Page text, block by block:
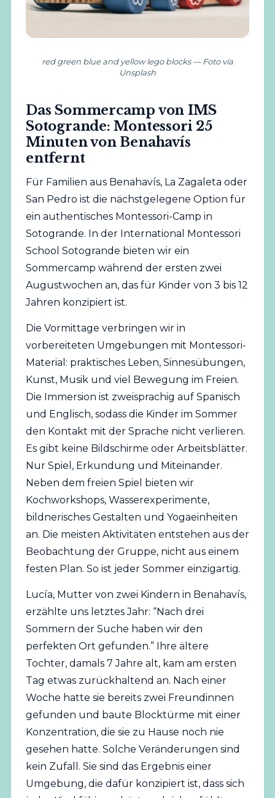
red green blue and yellow lego blocks — Foto vía
Unsplash
Das Sommercamp von IMS
Sotogrande: Montessori 25
Minuten von Benahavís
entfernt
Für Familien aus Benahavís, La Zagaleta oder
San Pedro ist die nächstgelegene Option für
ein authentisches Montessori-Camp in
Sotogrande. In der International Montessori
School Sotogrande bieten wir ein
Sommercamp während der ersten zwei
Augustwochen an, das für Kinder von 3 bis 12
Jahren konzipiert ist.
Die Vormittage verbringen wir in
vorbereiteten Umgebungen mit Montessori-
Material: praktisches Leben, Sinnesübungen,
Kunst, Musik und viel Bewegung im Freien.
Die Immersion ist zweisprachig auf Spanisch
und Englisch, sodass die Kinder im Sommer
den Kontakt mit der Sprache nicht verlieren.
Es gibt keine Bildschirme oder Arbeitsblätter.
Nur Spiel, Erkundung und Miteinander.
Neben dem freien Spiel bieten wir
Kochworkshops, Wasserexperimente,
bildnerisches Gestalten und Yogaeinheiten
an. Die meisten Aktivitäten entstehen aus der
Beobachtung der Gruppe, nicht aus einem
festen Plan. So ist jeder Sommer einzigartig.
Lucía, Mutter von zwei Kindern in Benahavís,
erzählte uns letztes Jahr: “Nach drei
Sommern der Suche haben wir den
perfekten Ort gefunden.” Ihre ältere
Tochter, damals 7 Jahre alt, kam am ersten
Tag etwas zurückhaltend an. Nach einer
Woche hatte sie bereits zwei Freundinnen
gefunden und baute Blocktürme mit einer
Konzentration, die sie zu Hause noch nie
gesehen hatte. Solche Veränderungen sind
kein Zufall. Sie sind das Ergebnis einer
Umgebung, die dafür konzipiert ist, dass sich